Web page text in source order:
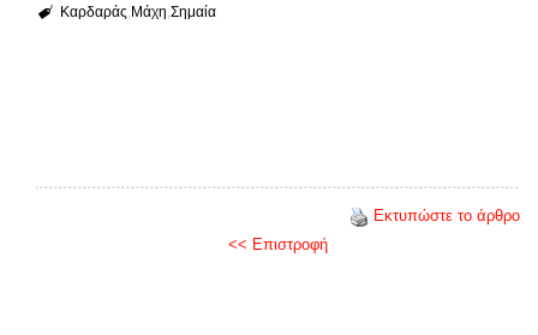
Καρδαράς Μάχη Σημαία
Εκτυπώστε το άρθρο
<< Επιστροφή